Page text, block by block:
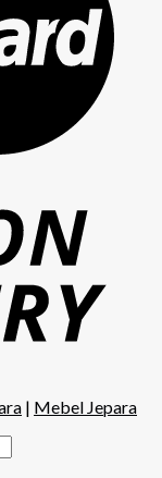
| Mebel Jepara